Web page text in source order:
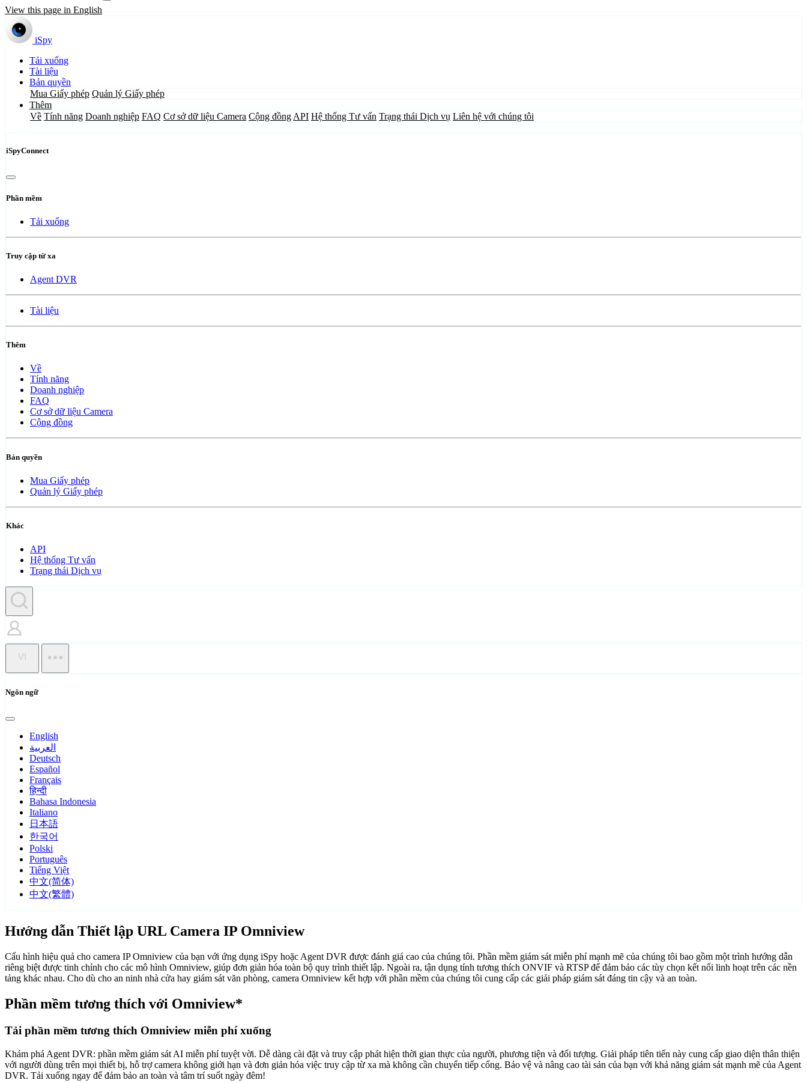
View this page in English
iSpy
Tải xuống
Tài liệu
Bản quyền
Mua Giấy phép Quản lý Giấy phép
Thêm
Về Tính năng Doanh nghiệp FAQ Cơ sở dữ liệu Camera Cộng đồng API Hệ thống Tư vấn Trạng thái Dịch vụ Liên hệ với chúng tôi
iSpyConnect
Phần mềm
Tải xuống
Truy cập từ xa
Agent DVR
Tài liệu
Thêm
Về
Tính năng
Doanh nghiệp
FAQ
Cơ sở dữ liệu Camera
Cộng đồng
Bản quyền
Mua Giấy phép
Quản lý Giấy phép
Khác
API
Hệ thống Tư vấn
Trạng thái Dịch vụ
VI
Ngôn ngữ
English
العربية
Deutsch
Español
Français
हिन्दी
Bahasa Indonesia
Italiano
日本語
한국어
Polski
Português
Tiếng Việt
中文(简体)
中文(繁體)
Hướng dẫn Thiết lập URL Camera IP Omniview
Cấu hình hiệu quả cho camera IP Omniview của bạn với ứng dụng iSpy hoặc Agent DVR được đánh giá cao của chúng tôi. Phần mềm giám sát miễn phí mạnh mẽ của chúng tôi bao gồm một trình hướng dẫn
riêng biệt được tinh chỉnh cho các mô hình Omniview, giúp đơn giản hóa toàn bộ quy trình thiết lập. Ngoài ra, tận dụng tính tương thích ONVIF và RTSP để đảm bảo các tùy chọn kết nối linh hoạt trên các nền
tảng khác nhau. Cho dù cho an ninh nhà cửa hay giám sát văn phòng, camera Omniview kết hợp với phần mềm của chúng tôi cung cấp các giải pháp giám sát đáng tin cậy và an toàn.
Phần mềm tương thích với Omniview*
Tải phần mềm tương thích Omniview miễn phí xuống
Khám phá Agent DVR: phần mềm giám sát AI miễn phí tuyệt vời. Dễ dàng cài đặt và truy cập phát hiện thời gian thực của người, phương tiện và đối tượng. Giải pháp tiên tiến này cung cấp giao diện thân thiện
với người dùng trên mọi thiết bị, hỗ trợ camera không giới hạn và đơn giản hóa việc truy cập từ xa mà không cần chuyển tiếp cổng. Bảo vệ và nâng cao tài sản của bạn với khả năng giám sát mạnh mẽ của Agent
DVR. Tải xuống ngay để đảm bảo an toàn và tâm trí suốt ngày đêm!